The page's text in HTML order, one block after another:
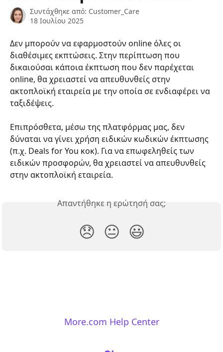
Συντάχθηκε από: Customer_Care
18 Ιουλίου 2025
Δεν μπορούν να εφαρμοστούν online όλες οι
διαθέσιμες εκπτώσεις. Στην περίπτωση που
δικαιούσαι κάποια έκπτωση που δεν παρέχεται
online, θα χρειαστεί να απευθυνθείς στην
ακτοπλοϊκή εταιρεία με την οποία σε ενδιαφέρει να
ταξιδέψεις.
Επιπρόσθετα, μέσω της πλατφόρμας μας, δεν
δύναται να γίνει χρήση ειδικών κωδικών έκπτωσης
(π.χ. Deals for You κοκ). Για να επωφεληθείς των
ειδικών προσφορών, θα χρειαστεί να απευθυνθείς
στην ακτοπλοϊκή εταιρεία.
Απαντήθηκε η ερώτησή σας;
😞 😐 😃
More.com Help Center